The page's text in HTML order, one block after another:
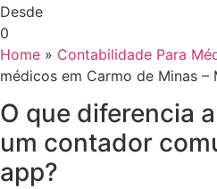
Desde
0
Home » Contabilidade Para
médicos em Carmo de Minas –
O que diferencia
um contador
app?